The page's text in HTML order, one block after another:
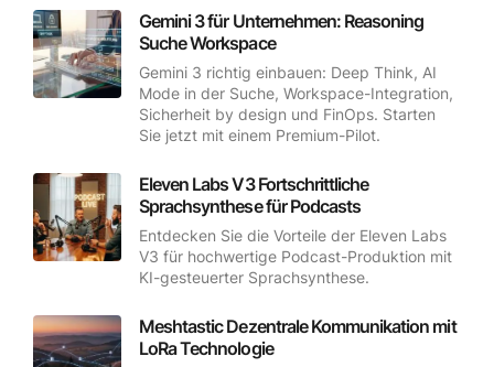
Gemini 3 für Unternehmen: Reasoning
Suche Workspace
Gemini 3 richtig einbauen: Deep Think, AI
Mode in der Suche, Workspace-Integration,
Sicherheit by design und FinOps. Starten
Sie jetzt mit einem Premium-Pilot.
Eleven Labs V3 Fortschrittliche
Sprachsynthese für Podcasts
Entdecken Sie die Vorteile der Eleven Labs
V3 für hochwertige Podcast-Produktion mit
KI-gesteuerter Sprachsynthese.
Meshtastic Dezentrale Kommunikation mit
LoRa Technologie